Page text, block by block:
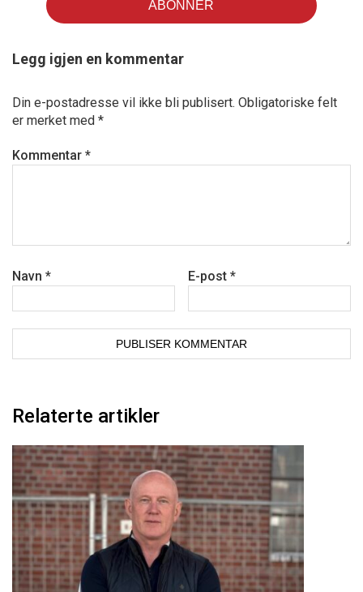
Legg igjen en kommentar
Din e-postadresse vil ikke bli publisert. Obligatoriske felt
er merket med *
Kommentar *
Navn * E-post*
Relaterte artikler